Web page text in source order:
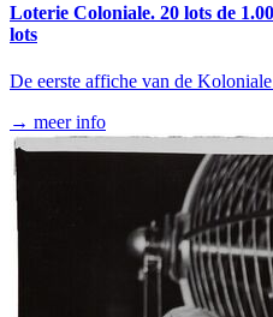
Loterie Coloniale. 20 lots de
lots
De eerste affiche van de
→ meer info